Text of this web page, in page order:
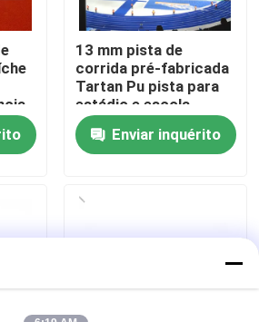
13 mm pista de
corrida pré-fabricada
Tartan Pu pista para
estádio e escola
Enviar inquérito